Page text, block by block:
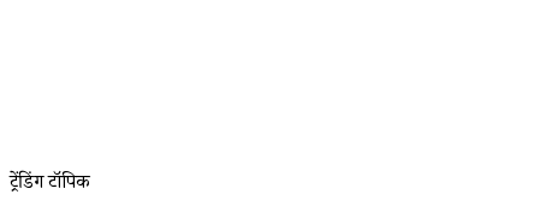
ट्रेंडिंग टॉपिक